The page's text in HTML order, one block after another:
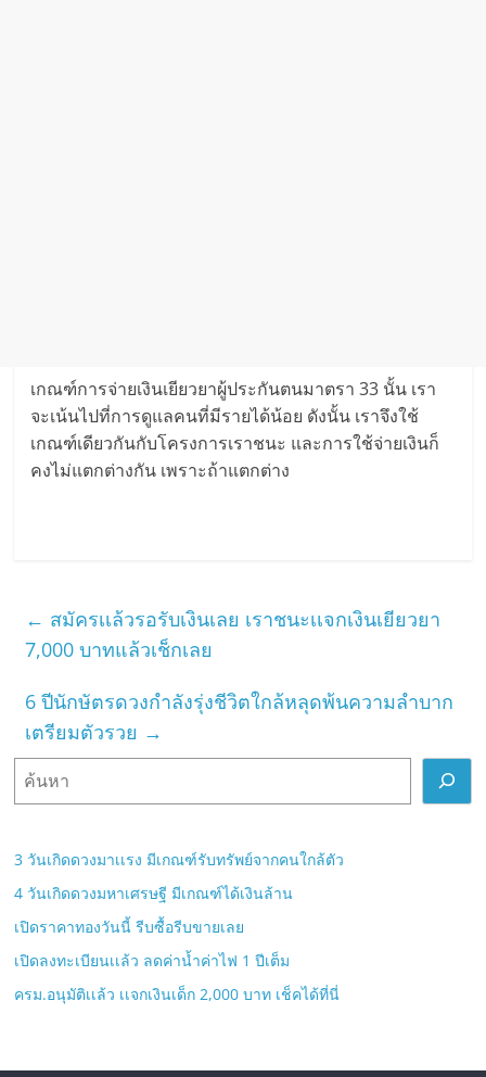
เกณฑ์การจ่ายเงินเยียวยาผู้ประกันตนมาตรา 33 นั้น เรา
จะเน้นไปที่การดูแลคนที่มีรายได้น้อย ดังนั้น เราจึงใช้
เกณฑ์เดียวกันกับโครงการเราชนะ และการใช้จ่ายเงินก็
คงไม่แตกต่างกัน เพราะถ้าแตกต่าง
← สมัครเเล้วรอรับเงินเลย เราชนะเเจกเงินเยียวยา
7,000 บาทแล้วเช็กเลย
6 ปีนักษัตรดวงกำลังรุ่งชีวิตใกล้หลุดพ้นความลำบาก
เตรียมตัวรวย →
3 วันเกิดดวงมาเเรง มีเกณฑ์รับทรัพย์จากคนใกล้ตัว
4 วันเกิดดวงมหาเศรษฐี มีเกณฑ์ได้เงินล้าน
เปิดราคาทองวันนี้ รีบซื้อรีบขายเลย
เปิดลงทะเบียนเเล้ว ลดค่าน้ำค่าไฟ 1 ปีเต็ม
ครม.อนุมัติเเล้ว เเจกเงินเด็ก 2,000 บาท เช็คได้ที่นี่